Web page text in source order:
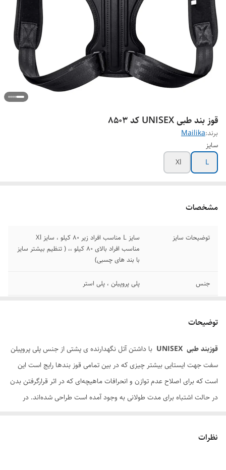
قوز بند طبی UNISEX کد 8503
برند:Mailika
سایز
L
Xl
مشخصات
توضیحات سایز
سایز L مناسب افراد زیر ۸۰ کیلو ، سایز Xl
مناسب افراد بالای ۸۰ کیلو ،، ( تنظیم بیشتر سایز
با بند های چسبی)
جنس پلی پروپیلن ، پلی استر
توضیحات
قوزبندطبی UNISEX با داشتن آتل نگهدارنده ی پشتی از جنس پلی پروپیلن
سفت جهت ایستایی بیشتر چیزی که در بین تمامی قوز بندها رایج است این
است که برای اصلاح عدم توازن و انحرافات ماهیچه‌ای که در اثر قرارگرفتن بدن
در حالت اشتباه برای مدت طولانی به وجود آمده است طراحی شده‌اند. در
ذوزنقه‌ای میانی و ماهیچه لوزی بیشتر دچار کشیدگی بیش از حد می‌شوند. قوز
نظرات